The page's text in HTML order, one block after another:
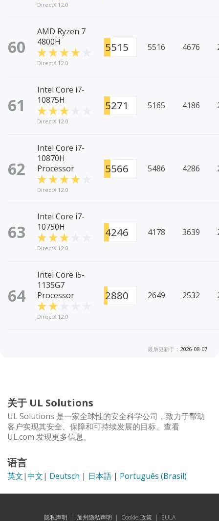
DirectX 12.0
60
AMD Ryzen 7
4800H
DirectX 12.0
5515 5516 4676
61
Intel Core i7-
10875H
DirectX 12.0
5271 5165 4186
62
Intel Core i7-
10870H
Processor
DirectX 12.0
5566 5486 4286
63
Intel Core i7-
10750H
DirectX 12.0
4246 4178 3639
64
Intel Core i5-
1135G7
Processor
DirectX 12.0
2880 2649 2532
最后更新于： 2026-08-07
关于 UL Solutions
UL Solutions 是一家全球性的安全科学公司，致力于帮助
客户实现其安全、保障和可持续发展的目标。查看
UL.com 发现更多信息。
语言
英文|中文| Deutsch | 日本語 | Português (Brasil)
隐私声明 | 加州隐私声明 | Cookie 政策| EULA